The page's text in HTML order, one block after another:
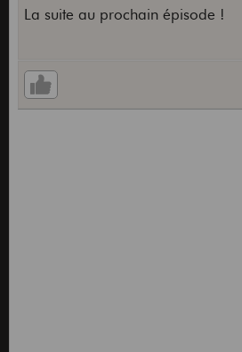
La suite au prochain épisode !